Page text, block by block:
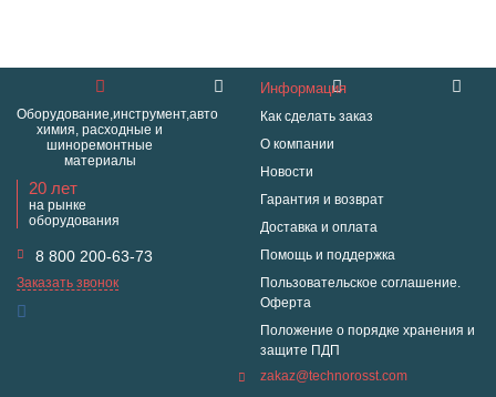
Оборудование,инструмент,авто
химия, расходные и
шиноремонтные
материалы
20 лет
на рынке
оборудования
8 800 200-63-73
Заказать звонок
Информация
Как сделать заказ
О компании
Новости
Гарантия и возврат
Доставка и оплата
Помощь и поддержка
Пользовательское соглашение.
Оферта
Положение о порядке хранения и
защите ПДП
zakaz@technorosst.com